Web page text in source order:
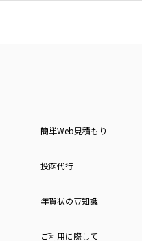
簡単Web見積もり
投函代行
年賀状の豆知識
ご利用に際して